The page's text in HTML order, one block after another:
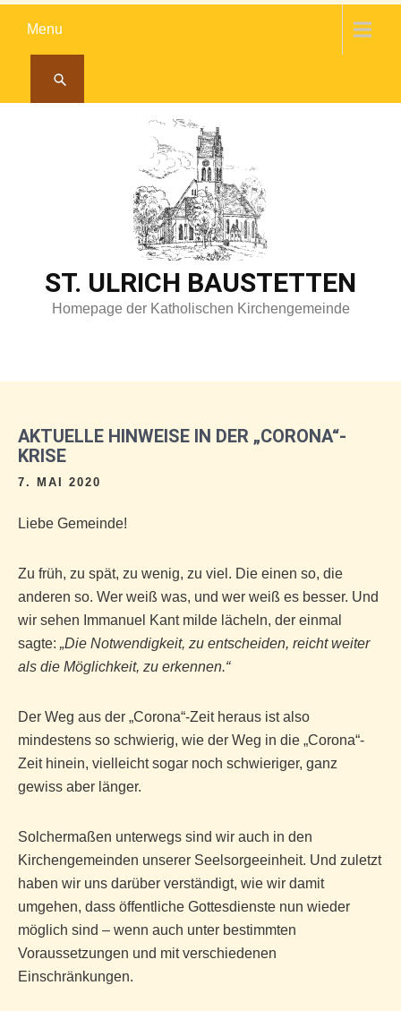
Menu
ST. ULRICH BAUSTETTEN
Homepage der Katholischen Kirchengemeinde
AKTUELLE HINWEISE IN DER „CORONA“-
KRISE
7. MAI 2020
Liebe Gemeinde!
Zu früh, zu spät, zu wenig, zu viel. Die einen so, die
anderen so. Wer weiß was, und wer weiß es besser. Und
wir sehen Immanuel Kant milde lächeln, der einmal
sagte: „Die Notwendigkeit, zu entscheiden, reicht weiter
als die Möglichkeit, zu erkennen.“
Der Weg aus der „Corona“-Zeit heraus ist also
mindestens so schwierig, wie der Weg in die „Corona“-
Zeit hinein, vielleicht sogar noch schwieriger, ganz
gewiss aber länger.
Solchermaßen unterwegs sind wir auch in den
Kirchengemeinden unserer Seelsorgeeinheit. Und zuletzt
haben wir uns darüber verständigt, wie wir damit
umgehen, dass öffentliche Gottesdienste nun wieder
möglich sind – wenn auch unter bestimmten
Voraussetzungen und mit verschiedenen
Einschränkungen.